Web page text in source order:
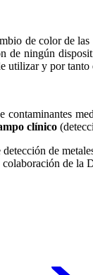
de color de
de ningún
utilizar y por
contaminantes
clínico
de
de la